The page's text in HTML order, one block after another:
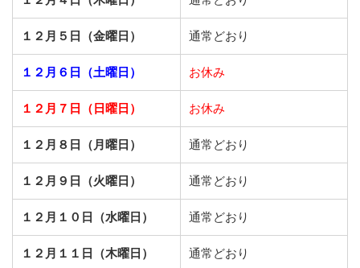
１２月５日（金曜日） 通常どおり
１２月６日（土曜日） お休み
１２月７日（日曜日） お休み
１２月８日（月曜日） 通常どおり
１２月９日（火曜日） 通常どおり
１２月１０日（水曜日） 通常どおり
１２月１１日（木曜日） 通常どおり